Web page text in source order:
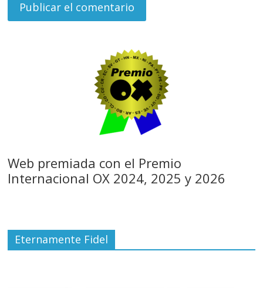
Web premiada con el Premio
Internacional OX 2024, 2025 y 2026
Eternamente Fidel